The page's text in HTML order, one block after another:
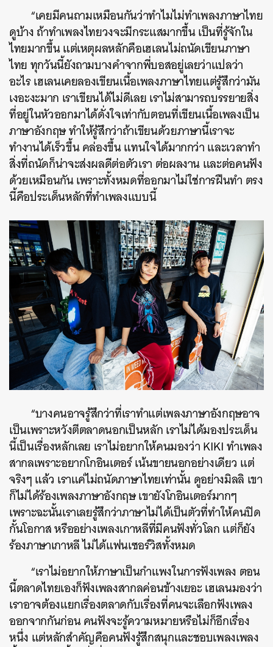
“เคยมีคนถามเหมือนกันว่าทำไมไม่ทำเพลงภาษาไทย
ดูบ้าง ถ้าทำเพลงไทยวงจะมีกระแสมากขึ้น เป็นที่รู้จักใน
ไทยมากขึ้น แต่เหตุผลหลักคือเฮเลนไม่ถนัดเขียนภาษา
ไทย ทุกวันนี้ยังถามบางคำจากพี่บอสอยู่เลยว่าแปลว่า
อะไร เฮเลนเคยลองเขียนเนื้อเพลงภาษาไทยแต่รู้สึกว่ามัน
เงอะงะมาก เราเขียนได้ไม่ดีเลย เราไม่สามารถบรรยายสิ่ง
ที่อยู่ในหัวออกมาได้ดั่งใจเท่ากับตอนที่เขียนเนื้อเพลงเป็น
ภาษาอังกฤษ ทำให้รู้สึกว่าถ้าเขียนด้วยภาษานี้เราจะ
ทำงานได้เร็วขึ้น คล่องขึ้น แทนใจได้มากกว่า และเวลาทำ
สิ่งที่ถนัดก็น่าจะส่งผลดีต่อตัวเรา ต่อผลงาน และต่อคนฟัง
ด้วยเหมือนกัน เพราะทั้งหมดที่ออกมาไม่ใช่การฝืนทำ ตรง
นี้คือประเด็นหลักที่ทำเพลงแบบนี้
“บางคนอาจรู้สึกว่าที่เราทำแต่เพลงภาษาอังกฤษอาจ
เป็นเพราะหวังตีตลาดนอกเป็นหลัก เราไม่ได้มองประเด็น
นี้เป็นเรื่องหลักเลย เราไม่อยากให้คนมองว่า KIKI ทำเพลง
สากลเพราะอยากโกอินเตอร์ เน้นขายนอกอย่างเดียว แต่
จริงๆ แล้ว เราแค่ไม่ถนัดภาษาไทยเท่านั้น ดูอย่างมิลลิ เขา
ก็ไม่ได้ร้องเพลงภาษาอังกฤษ เขายังโกอินเตอร์มากๆ
เพราะฉะนั้นเราเลยรู้สึกว่าภาษาไม่ได้เป็นตัวที่ทำให้คนปิด
กั้นโอกาส หรืออย่างเพลงเกาหลีที่มีคนฟังทั่วโลก แต่ก็ยัง
ร้องภาษาเกาหลี ไม่ได้แฟนเซอร์วิสทั้งหมด
“เราไม่อยากให้ภาษาเป็นกำแพงในการฟังเพลง ตอน
นี้ตลาดไทยเองก็ฟังเพลงสากลค่อนข้างเยอะ เฮเลนมองว่า
เราอาจต้องแยกเรื่องตลาดกับเรื่องที่คนจะเลือกฟังเพลง
ออกจากกันก่อน คนฟังจะรู้ความหมายหรือไม่ก็อีกเรื่อง
หนึ่ง แต่หลักสำคัญคือคนฟังรู้สึกสนุกและชอบเพลงเพลง